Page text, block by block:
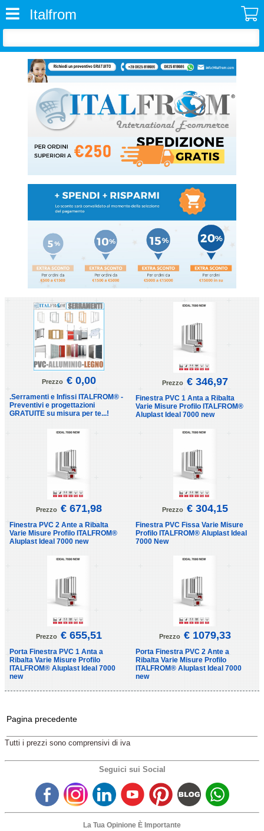
Italfrom
Prezzo € 0,00
.Serramenti e Infissi ITALFROM® -
Preventivi e progettazioni
GRATUITE su misura per te...!
Prezzo € 346,97
Finestra PVC 1 Anta a Ribalta
Varie Misure Profilo ITALFROM®
Aluplast Ideal 7000 new
Prezzo € 671,98
Finestra PVC 2 Ante a Ribalta
Varie Misure Profilo ITALFROM®
Aluplast Ideal 7000 new
Prezzo € 304,15
Finestra PVC Fissa Varie Misure
Profilo ITALFROM® Aluplast Ideal
7000 New
Prezzo € 655,51
Porta Finestra PVC 1 Anta a
Ribalta Varie Misure Profilo
ITALFROM® Aluplast Ideal 7000
new
Prezzo € 1079,33
Porta Finestra PVC 2 Ante a
Ribalta Varie Misure Profilo
ITALFROM® Aluplast Ideal 7000
new
Pagina precedente
Tutti i prezzi sono comprensivi di iva
Seguici sui Social
La Tua Opinione È Importante